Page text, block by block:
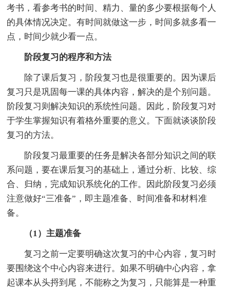
考书，看参考书的时间、精力、量的多少要根据每个人
的具体情况决定。有时间就做这一步，时间多就多看一
点，时间少就少看一点。
阶段复习的程序和方法
除了课后复习，阶段复习也是很重要的。因为课后
复习只是巩固每一课的具体内容，解决的是个别问题。
阶段复习则解决知识的系统性问题。因此，阶段复习对
于学生掌握知识有着格外重要的意义。下面就谈谈阶段
复习的方法。
阶段复习最重要的任务是解决各部分知识之间的联
系问题，要在课后复习的基础上，通过分析、比较、综
合、归纳，完成知识系统化的工作。因此阶段复习必须
注意做好“三准备”，即主题准备、时间准备和材料准
备。
（1）主题准备
复习之前一定要明确这次复习的中心内容，复习时
要围绕这个中心内容来进行。如果不明确中心内容，拿
起课本从头捋到尾，不能称之为复习，只能算是一种重